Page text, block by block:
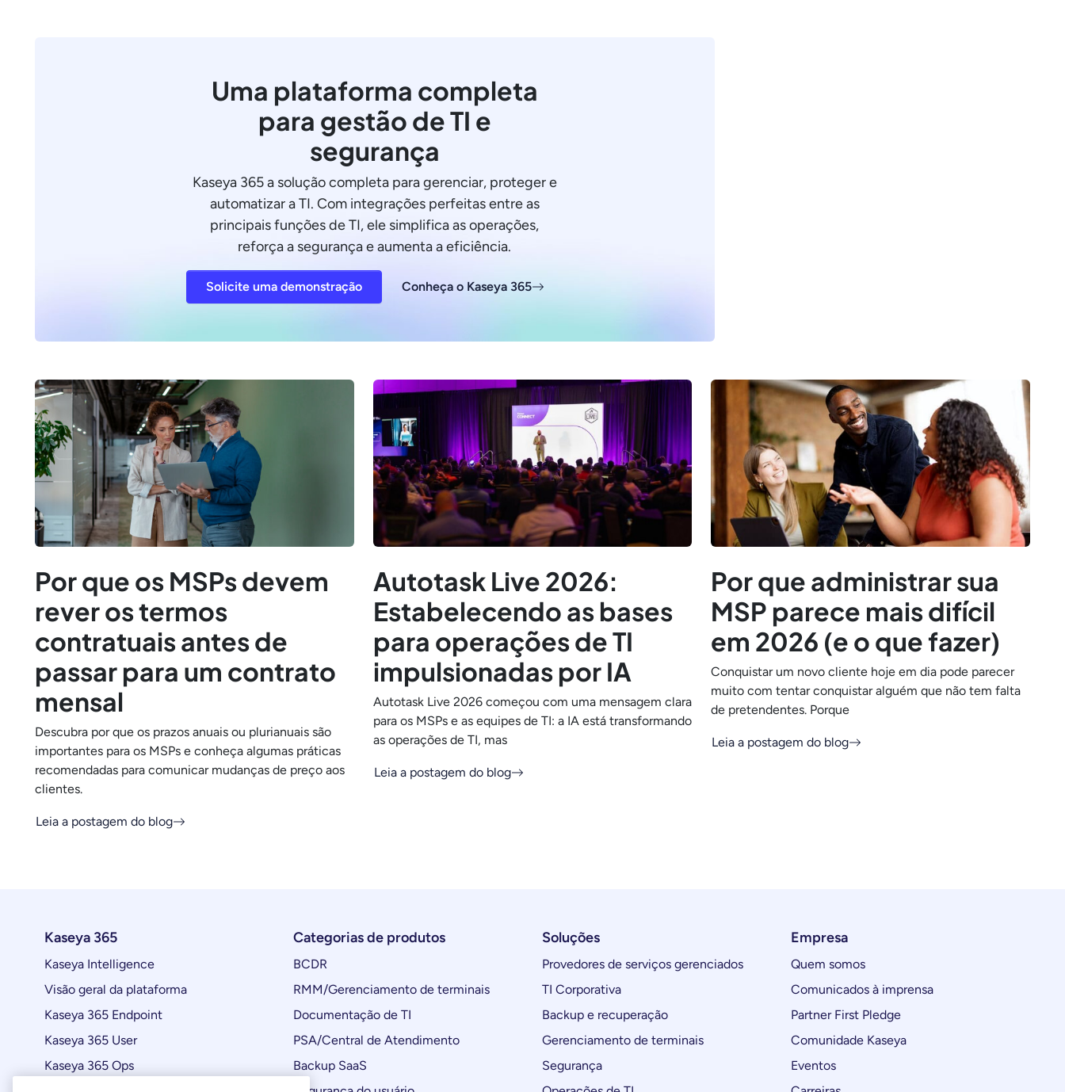
Uma plataforma completa
para gestão de TI e
segurança
Kaseya 365 a solução completa para gerenciar, proteger e
automatizar a TI. Com integrações perfeitas entre as
principais funções de TI, ele simplifica as operações,
reforça a segurança e aumenta a eficiência.
Solicite uma demonstração Conheça o Kaseya 365
Por que os MSPs devem
rever os termos
contratuais antes de
passar para um contrato
mensal
Descubra por que os prazos anuais ou plurianuais são
importantes para os MSPs e conheça algumas práticas
recomendadas para comunicar mudanças de preço aos
clientes.
Leia a postagem do blog
Autotask Live 2026:
Estabelecendo as bases
para operações de TI
impulsionadas por IA
Autotask Live 2026 começou com uma mensagem clara
para os MSPs e as equipes de TI: a IA está transformando
as operações de TI, mas
Leia a postagem do blog
Por que administrar sua
MSP parece mais difícil
em 2026 (e o que fazer)
Conquistar um novo cliente hoje em dia pode parecer
muito com tentar conquistar alguém que não tem falta
de pretendentes. Porque
Leia a postagem do blog
Kaseya 365
Kaseya Intelligence
Visão geral da plataforma
Kaseya 365 Endpoint
Kaseya 365 User
Kaseya 365 Ops
Categorias de produtos
BCDR
RMM/Gerenciamento de terminais
Documentação de TI
PSA/Central de Atendimento
Backup SaaS
Soluções
Provedores de serviços gerenciados
TI Corporativa
Backup e recuperação
Gerenciamento de terminais
Segurança
Empresa
Quem somos
Comunicados à imprensa
Partner First Pledge
Comunidade Kaseya
Eventos